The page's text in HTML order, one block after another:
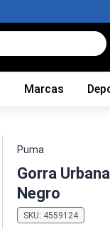
Marcas
Puma
Gorra
Negro
SKU: 4559124